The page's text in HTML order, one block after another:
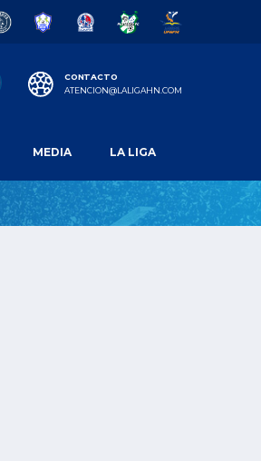
CONTACTO
ATENCION@LALIGAHN.COM
MEDIA LA LIGA